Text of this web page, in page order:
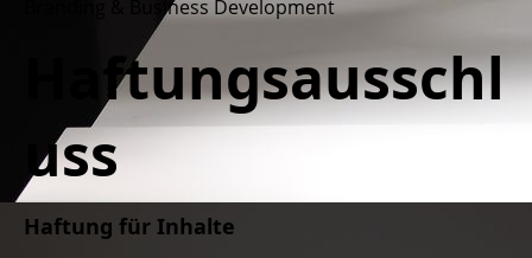
Branding & Business Development
Haftungsausschl
uss
Haftung für Inhalte